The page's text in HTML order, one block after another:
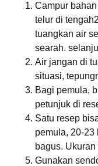
Campur
telur di
tuangkan air
searah.
Air jangan di
situasi,
Bagi pemula,
petunjuk di
Satu resep
pemula, 20-23
bagus.
Gunakan